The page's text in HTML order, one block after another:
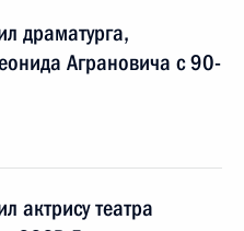
драматурга,
Аграновича с 90-
актрису театра